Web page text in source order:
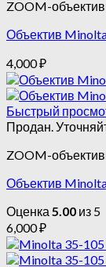
ZOOM-
Объектив
4,000₽
Быстрый
Продан.
ZOOM-
Объектив
Оценка 5.00 из 5
6,000₽